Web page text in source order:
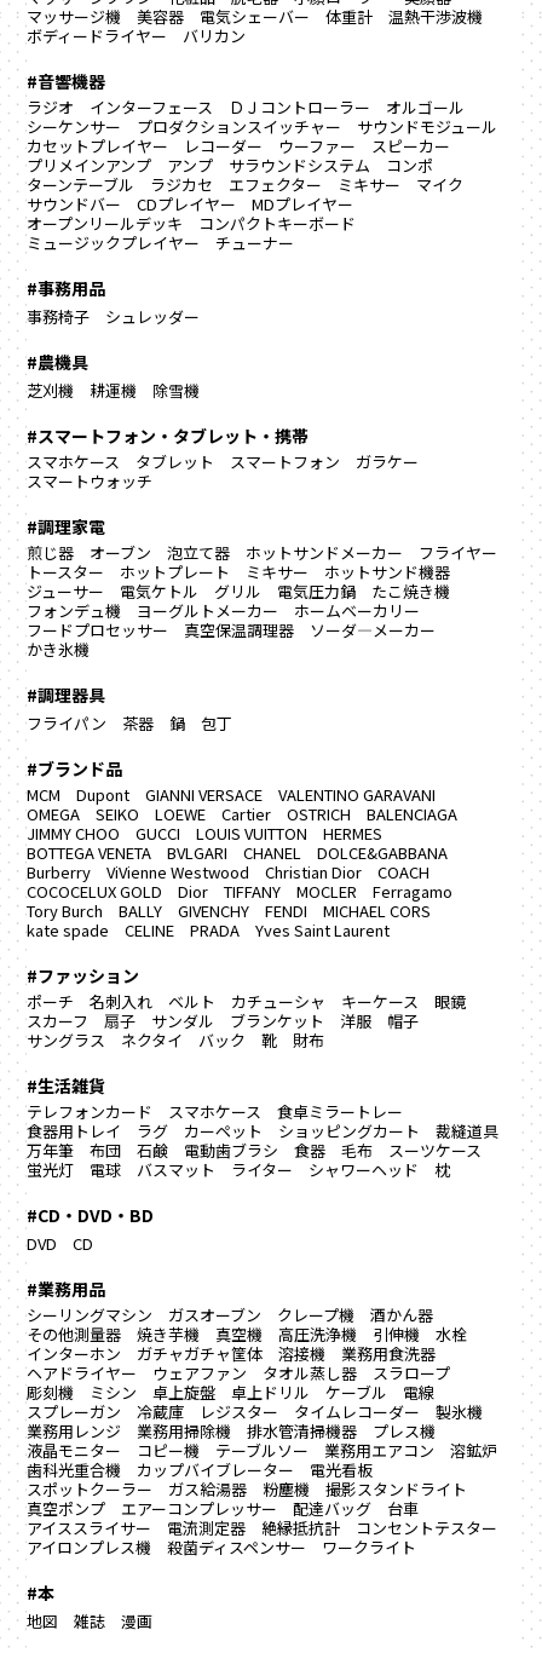
マッサージ機
美容器 電気シェーバー 体重計
温熱干渉波機
ボディードライヤー
バリカン
#音響機器
ラジオ インターフェース ＤＪコントローラー
オルゴール
シーケンサー
プロダクションスイッチャー
サウンドモジュール
カセットプレイヤー
レコーダー ウーファー
スピーカー
プリメインアンプ
アンプ サラウンドシステム
コンポ
ターンテーブル
ラジカセ エフェクター ミキサー
マイク
サウンドバー
CDプレイヤー
MDプレイヤー
オープンリールデッキ
コンパクトキーボード
ミュージックプレイヤー
チューナー
#事務用品
事務椅子 シュレッダー
#農機具
芝刈機 耕運機 除雪機
#スマートフォン・タブレット・携帯
スマホケース タブレット スマートフォン
ガラケー
スマートウォッチ
#調理家電
煎じ器 オーブン 泡立て器 ホットサンドメーカー
フライヤー
トースター
ホットプレート ミキサー
ホットサンド機器
ジューサー
電気ケトル グリル 電気圧力鍋
たこ焼き機
フォンデュ機
ヨーグルトメーカー
ホームベーカリー
フードプロセッサー
真空保温調理器
ソーダ―メーカー
かき氷機
#調理器具
フライパン 茶器 鍋 包丁
#ブランド品
MCM Dupont GIANNI VERSACE
VALENTINO GARAVANI
OMEGA
SEIKO LOEWE Cartier OSTRICH
BALENCIAGA
JIMMY CHOO
GUCCI LOUIS VUITTON
HERMES
BOTTEGA VENETA
BVLGARI CHANEL
DOLCE&GABBANA
Burberry
ViVienne Westwood Christian Dior
COACH
COCOCELUX GOLD
Dior TIFFANY MOCLER
Ferragamo
Tory Burch
BALLY GIVENCHY FENDI
MICHAEL CORS
kate spade
CELINE PRADA Yves Saint Laurent
#ファッション
ポーチ 名刺入れ ベルト カチューシャ キーケース
眼鏡
スカーフ
扇子 サンダル ブランケット 洋服
帽子
サングラス
ネクタイ バック 靴 財布
#生活雑貨
テレフォンカード スマホケース
食卓ミラートレー
食器用トレイ
ラグ カーペット ショッピングカート
裁縫道具
万年筆
布団 石鹸 電動歯ブラシ 食器 毛布
スーツケース
蛍光灯
電球 バスマット ライター シャワーヘッド 枕
#CD・DVD・BD
DVD CD
#業務用品
シーリングマシン ガスオーブン クレープ機
酒かん器
その他測量器
焼き芋機 真空機 高圧洗浄機 引伸機
水栓
インターホン
ガチャガチャ筐体 溶接機
業務用食洗器
ヘアドライヤー
ウェアファン タオル蒸し器
スラロープ
彫刻機
ミシン 卓上旋盤 卓上ドリル ケーブル
電線
スプレーガン
冷蔵庫 レジスター タイムレコーダー
製氷機
業務用レンジ
業務用掃除機 排水管清掃機器
プレス機
液晶モニター
コピー機 テーブルソー 業務用エアコン
溶鉱炉
歯科光重合機
カップバイブレーター
電光看板
スポットクーラー
ガス給湯器 粉塵機
撮影スタンドライト
真空ポンプ
エアーコンプレッサー 配達バッグ
台車
アイススライサー
電流測定器 絶縁抵抗計
コンセントテスター
アイロンプレス機
殺菌ディスペンサー ワークライト
#本
地図 雑誌 漫画